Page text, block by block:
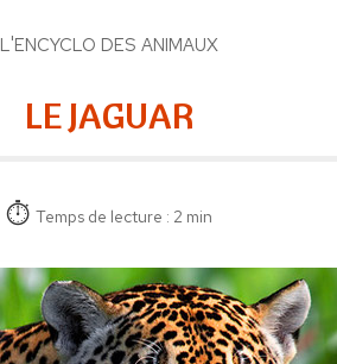
L'ENCYCLO DES ANIMAUX
LE JAGUAR
Temps de lecture : 2 min